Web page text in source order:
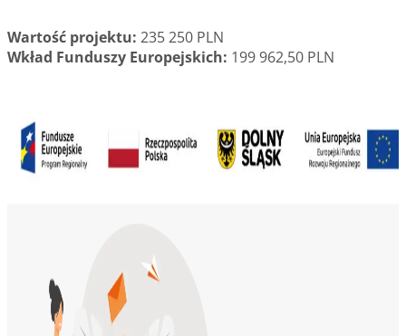
Wartość projektu: 235 250 PLN
Wkład Funduszy Europejskich: 199 962,50 PLN